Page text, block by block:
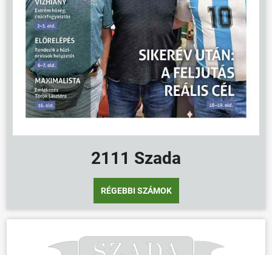
2111 Szada
RÉGEBBI SZÁMOK